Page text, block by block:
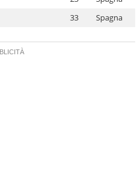
33 Spagna